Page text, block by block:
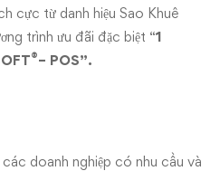
cực từ danh hiệu Sao Khuê
trình ưu đãi đặc biệt “1
®– POS”.
doanh nghiệp có nhu cầu và